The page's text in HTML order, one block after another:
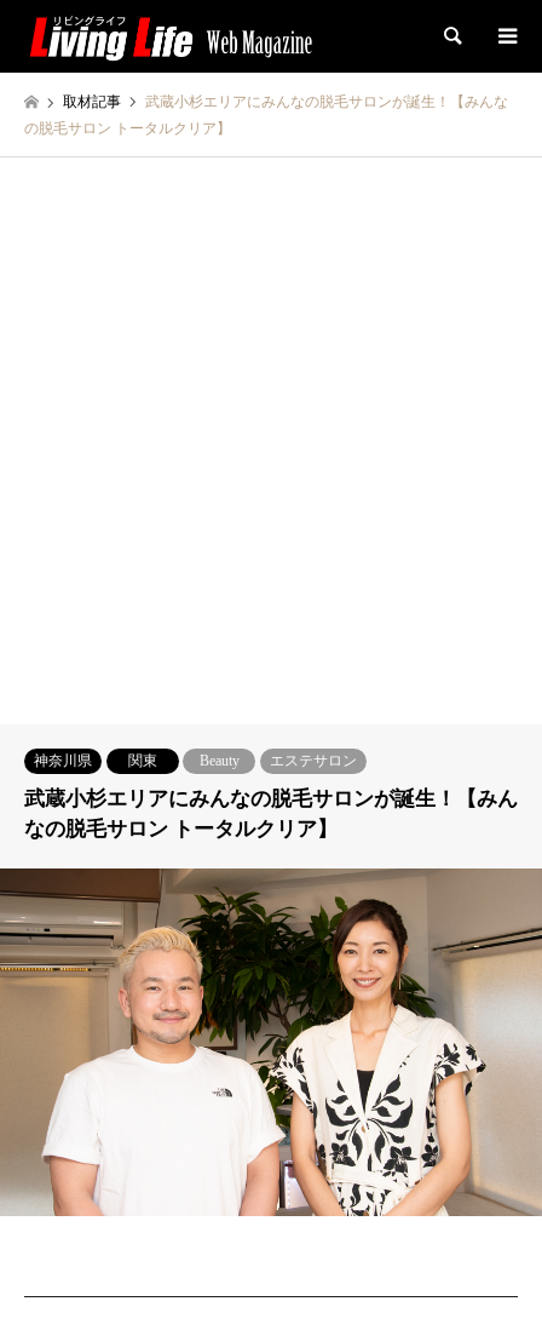
検索
取材記事
武蔵小杉エリアにみんなの脱毛サロンが誕生！【みんな
の脱毛サロン トータルクリア】
神奈川県 関東 Beauty エステサロン
武蔵小杉エリアにみんなの脱毛サロンが誕生！【みん
なの脱毛サロン トータルクリア】